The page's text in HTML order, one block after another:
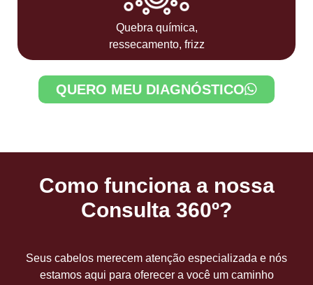
Quebra química,
ressecamento, frizz
QUERO MEU DIAGNÓSTICO
Como funciona a nossa
Consulta 360º?
Seus cabelos merecem atenção especializada e nós
estamos aqui para oferecer a você um caminho